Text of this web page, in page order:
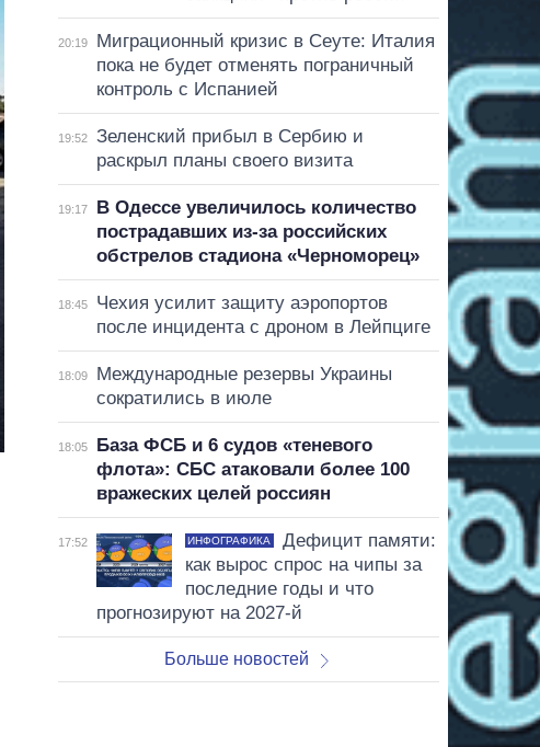
20:19
Миграционный кризис в Сеуте: Италия
пока не будет отменять пограничный
контроль с Испанией
19:52
Зеленский прибыл в Сербию и
раскрыл планы своего визита
19:17
В Одессе увеличилось количество
пострадавших из-за российских
обстрелов стадиона «Черноморец»
18:45
Чехия усилит защиту аэропортов
после инцидента с дроном в Лейпциге
18:09
Международные резервы Украины
сократились в июле
18:05
База ФСБ и 6 судов «теневого
флота»: СБС атаковали более 100
вражеских целей россиян
17:52 ИНФОГРАФИКА
Дефицит памяти:
как вырос спрос на чипы за
последние годы и что
прогнозируют на 2027-й
Больше новостей